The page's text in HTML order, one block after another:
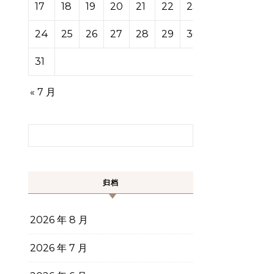
17 18 19 20 21 22 23
24 25 26 27 28 29 30
31
« 7 月
归档
2026 年 8 月
2026 年 7 月